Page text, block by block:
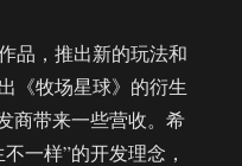
品，推出新的玩法和
《牧场星球》的衍生
商带来一些营收。希
一样”的开发理念，